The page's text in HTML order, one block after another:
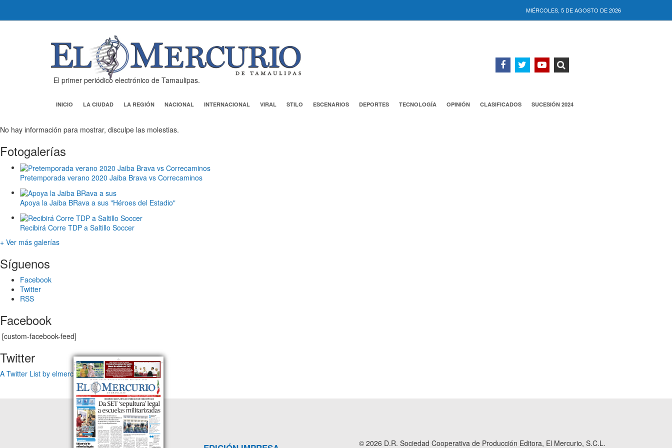
MIÉRCOLES, 5 DE AGOSTO DE 2026
El primer periódico electrónico de Tamaulipas.
INICIO LA CIUDAD LA REGIÓN NACIONAL INTERNACIONAL VIRAL STILO ESCENARIOS DEPORTES TECNOLOGÍA OPINIÓN CLASIFICADOS SUCESIÓN 2024
No hay información para mostrar, disculpe las molestias.
Fotogalerías
Pretemporada verano 2020 Jaiba Brava vs Correcaminos
Apoya la Jaiba BRava a sus "Héroes del Estadio"
Recibirá Corre TDP a Saltillo Soccer
+ Ver más galerías
Síguenos
Facebook
Twitter
RSS
Facebook
[custom-facebook-feed]
Twitter
A Twitter List by elmercuriotam
© 2026 D.R. Sociedad Cooperativa de Producción Editora, El Mercurio, S.C.L.